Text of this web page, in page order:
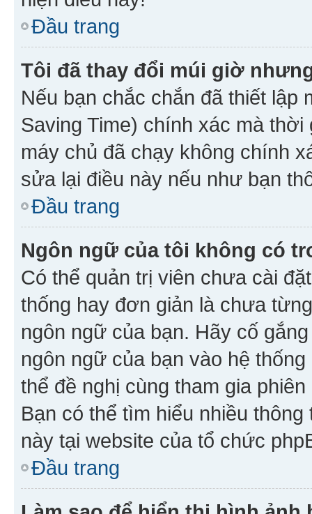
Đầu trang
Tôi đã thay đổi múi giờ
Nếu bạn chắc chắn đã thiết lập
Saving Time) chính xác mà
máy chủ đã chạy không chính
sửa lại điều này nếu như bạn
Đầu trang
Ngôn ngữ của tôi không có
Có thể quản trị viên chưa cài
thống hay đơn giản là chưa
ngôn ngữ của bạn. Hãy cố
ngôn ngữ của bạn vào hệ
thể đề nghị cùng tham gia
Bạn có thể tìm hiểu nhiều
này tại website của tổ chức
Đầu trang